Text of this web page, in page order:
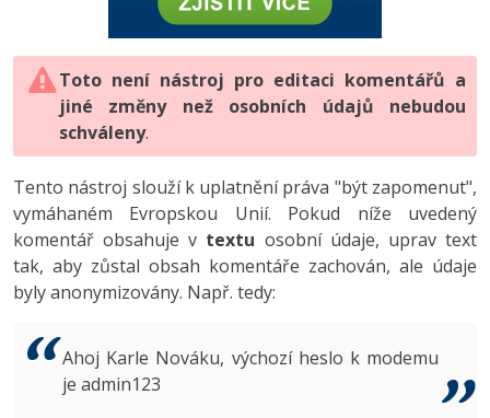
HTML5, CSS3, Bootstrap, SEO
SQL a databáze
Testování a verzování
UML a návrhové vzory
React
Spring
ASP.NET MVC
PHP
JavaScript
Python
HTML / CSS
UML a návrhové vzory
MySQL/MariaDB
MS-SQL
Vývojář mobilních aplikací
C# Game developer
Tester
Systémový administrátor
3D grafik
-80%
JavaScript -80%
PHP -80%
Swift -80%
Kotlin -80%
VB.NET
Digitální gramotnost
Marketing
WordPress
SEO
UX
Business
Copywriting
Photoshop -80%
Adobe Illustrator -80%
Adobe Lightroom
Adobe XD
Adobe InDesign -25%
Adobe After Effects
Inkscape
Toto není nástroj pro editaci komentářů a
jiné změny než osobních údajů nebudou
schváleny.
Tento nástroj slouží k uplatnění práva "být zapomenut",
vymáhaném Evropskou Unií. Pokud níže uvedený
komentář obsahuje v textu osobní údaje, uprav text
tak, aby zůstal obsah komentáře zachován, ale údaje
byly anonymizovány. Např. tedy:
Ahoj Karle Nováku, výchozí heslo k modemu
je admin123